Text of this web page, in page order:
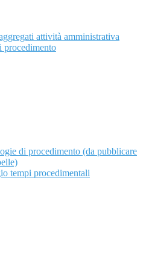
attività amministrativa
procedimento
di procedimento (da pubblicare
tempi procedimentali